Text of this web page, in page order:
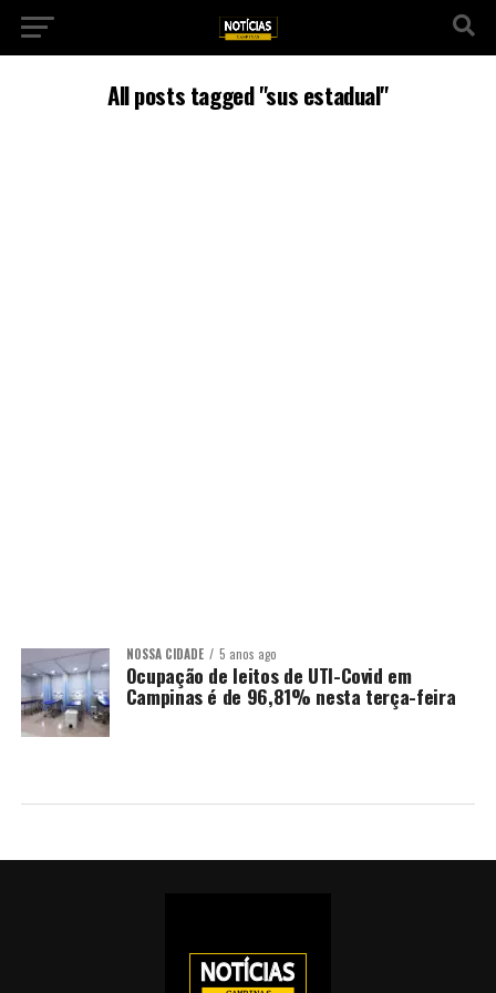
All posts tagged "sus estadual"
NOSSA CIDADE 5 anos ago
Ocupação de leitos de UTI-Covid em
Campinas é de 96,81% nesta terça-feira